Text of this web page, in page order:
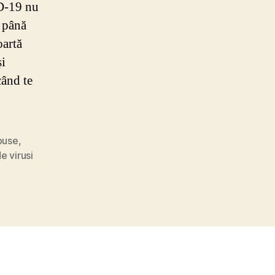
19 nu
te
,
virusi